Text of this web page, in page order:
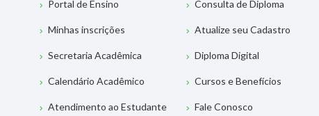
Portal de Ensino
Minhas inscrições
Secretaria Acadêmica
Calendário Acadêmico
Atendimento ao Estudante
Consulta de Diploma
Atualize seu Cadastro
Diploma Digital
Cursos e Benefícios
Fale Conosco